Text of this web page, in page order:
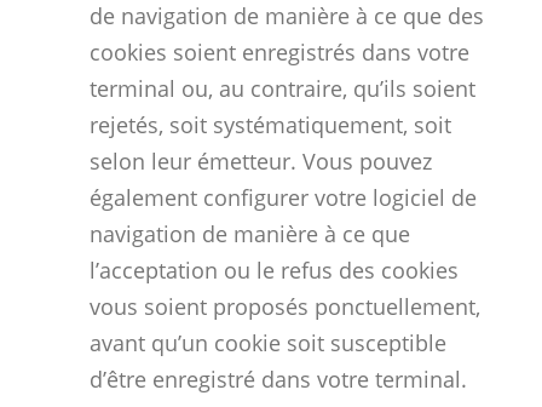
de navigation de manière à ce que des
cookies soient enregistrés dans votre
terminal ou, au contraire, qu’ils soient
rejetés, soit systématiquement, soit
selon leur émetteur. Vous pouvez
également configurer votre logiciel de
navigation de manière à ce que
l’acceptation ou le refus des cookies
vous soient proposés ponctuellement,
avant qu’un cookie soit susceptible
d’être enregistré dans votre terminal.